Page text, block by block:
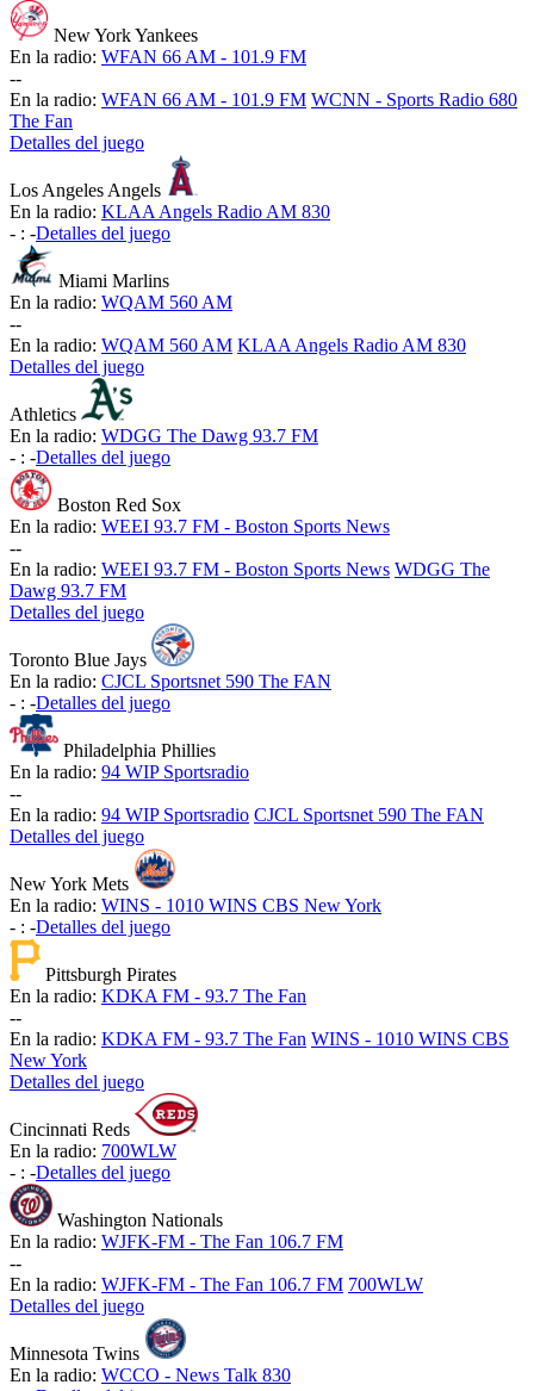
New York Yankees
En la radio: WFAN 66 AM - 101.9 FM
--
En la radio: WFAN 66 AM - 101.9 FM WCNN - Sports Radio 680
The Fan
Detalles del juego
Los Angeles Angels
En la radio: KLAA Angels Radio AM 830
- : -Detalles del juego
Miami Marlins
En la radio: WQAM 560 AM
--
En la radio: WQAM 560 AM KLAA Angels Radio AM 830
Detalles del juego
Athletics
En la radio: WDGG The Dawg 93.7 FM
- : -Detalles del juego
Boston Red Sox
En la radio: WEEI 93.7 FM - Boston Sports News
--
En la radio: WEEI 93.7 FM - Boston Sports News WDGG The
Dawg 93.7 FM
Detalles del juego
Toronto Blue Jays
En la radio: CJCL Sportsnet 590 The FAN
- : -Detalles del juego
Philadelphia Phillies
En la radio: 94 WIP Sportsradio
--
En la radio: 94 WIP Sportsradio CJCL Sportsnet 590 The FAN
Detalles del juego
New York Mets
En la radio: WINS - 1010 WINS CBS New York
- : -Detalles del juego
Pittsburgh Pirates
En la radio: KDKA FM - 93.7 The Fan
--
En la radio: KDKA FM - 93.7 The Fan WINS - 1010 WINS CBS
New York
Detalles del juego
Cincinnati Reds
En la radio: 700WLW
- : -Detalles del juego
Washington Nationals
En la radio: WJFK-FM - The Fan 106.7 FM
--
En la radio: WJFK-FM - The Fan 106.7 FM 700WLW
Detalles del juego
Minnesota Twins
En la radio: WCCO - News Talk 830